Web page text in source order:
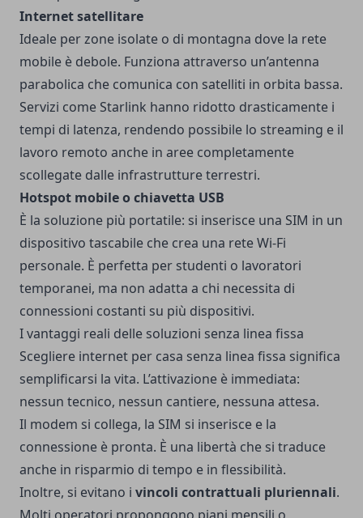
Internet satellitare
Ideale per zone isolate o di montagna dove la rete
mobile è debole. Funziona attraverso un’antenna
parabolica che comunica con satelliti in orbita bassa.
Servizi come Starlink hanno ridotto drasticamente i
tempi di latenza, rendendo possibile lo streaming e il
lavoro remoto anche in aree completamente
scollegate dalle infrastrutture terrestri.
Hotspot mobile o chiavetta USB
È la soluzione più portatile: si inserisce una SIM in un
dispositivo tascabile che crea una rete Wi-Fi
personale. È perfetta per studenti o lavoratori
temporanei, ma non adatta a chi necessita di
connessioni costanti su più dispositivi.
I vantaggi reali delle soluzioni senza linea fissa
Scegliere internet per casa senza linea fissa significa
semplificarsi la vita. L’attivazione è immediata:
nessun tecnico, nessun cantiere, nessuna attesa.
Il modem si collega, la SIM si inserisce e la
connessione è pronta. È una libertà che si traduce
anche in risparmio di tempo e in flessibilità.
Inoltre, si evitano i vincoli contrattuali pluriennali.